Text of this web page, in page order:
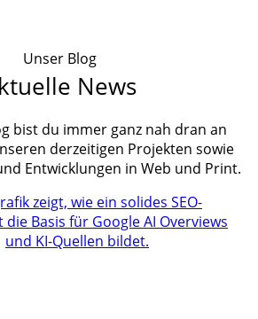
Unser Blog
News
bist du immer ganz nah dran an
derzeitigen Projekten sowie
Entwicklungen in Web und Print.